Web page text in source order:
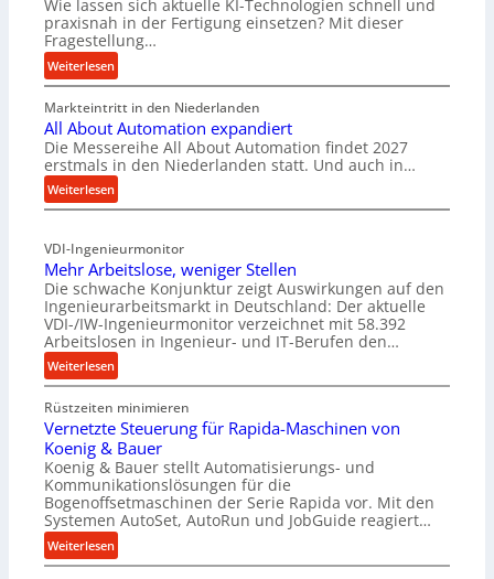
Wie lassen sich aktuelle KI-Technologien schnell und
praxisnah in der Fertigung einsetzen? Mit dieser
Fragestellung…
Weiterlesen:
F
o
r
s
c
h
u
g
s
p
r
o
j
e
b
r
i
n
g
t
K
Markteintritt in den Niederlanden
All About Automation expandiert
Die Messereihe All About Automation findet 2027
erstmals in den Niederlanden statt. Und auch in…
Weiterlesen:
A
l
A
b
o
u
t
A
o
m
a
t
i
o
n
VDI-Ingenieurmonitor
Mehr Arbeitslose, weniger Stellen
Die schwache Konjunktur zeigt Auswirkungen auf den
Ingenieurarbeitsmarkt in Deutschland: Der aktuelle
VDI-/IW-Ingenieurmonitor verzeichnet mit 58.392
Arbeitslosen in Ingenieur- und IT-Berufen den…
Weiterlesen:
M
e
h
A
r
b
e
i
Rüstzeiten minimieren
Vernetzte Steuerung für Rapida-Maschinen von
Koenig & Bauer
Koenig & Bauer stellt Automatisierungs- und
Kommunikationslösungen für die
Bogenoffsetmaschinen der Serie Rapida vor. Mit den
Systemen AutoSet, AutoRun und JobGuide reagiert…
Weiterlesen:
V